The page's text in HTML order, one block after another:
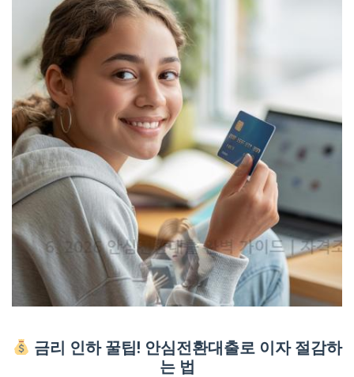
금리 인하 꿀팁! 안심전환대출로 이자 절감하
는 법